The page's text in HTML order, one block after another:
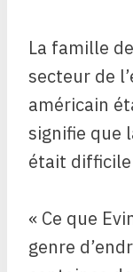
La famille
secteur de
américain
signifie que
était
« Ce que
genre